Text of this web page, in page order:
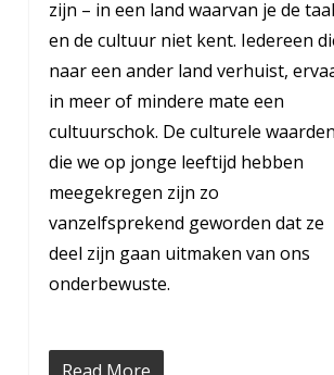
zijn – in een land waarvan je de taal
en de cultuur niet kent. Iedereen
naar een ander land verhuist,
in meer of mindere mate een
cultuurschok. De culturele waarden
die we op jonge leeftijd hebben
meegekregen zijn zo
vanzelfsprekend geworden dat ze
deel zijn gaan uitmaken van ons
onderbewuste.